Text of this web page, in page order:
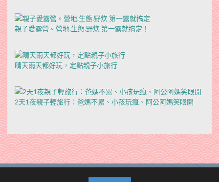
親子愛露營。營地.生態.野炊 第一露就搞定！
晴天雨天都好玩，定點親子小旅行
2天1夜親子輕旅行：爸媽不累、小孩玩瘋、阿公阿媽笑眼開